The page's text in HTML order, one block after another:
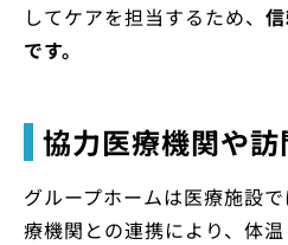
してケアを担当するため、
です。
協力医療機関や
グループホームは医療施設
療機関との連携により、体